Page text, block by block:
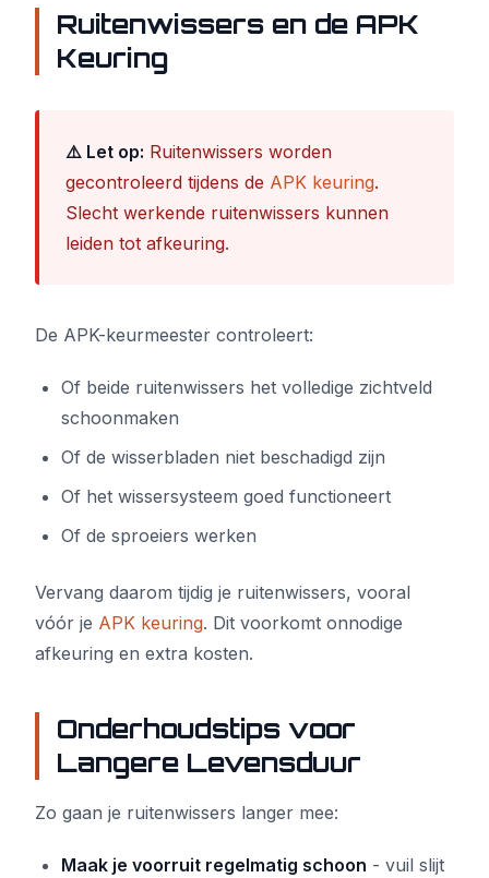
Ruitenwissers en de APK
Keuring
⚠️ Let op: Ruitenwissers worden
gecontroleerd tijdens de APK keuring.
Slecht werkende ruitenwissers kunnen
leiden tot afkeuring.
De APK-keurmeester controleert:
Of beide ruitenwissers het volledige zichtveld
schoonmaken
Of de wisserbladen niet beschadigd zijn
Of het wissersysteem goed functioneert
Of de sproeiers werken
Vervang daarom tijdig je ruitenwissers, vooral
vóór je APK keuring. Dit voorkomt onnodige
afkeuring en extra kosten.
Onderhoudstips voor
Langere Levensduur
Zo gaan je ruitenwissers langer mee:
Maak je voorruit regelmatig schoon - vuil slijt